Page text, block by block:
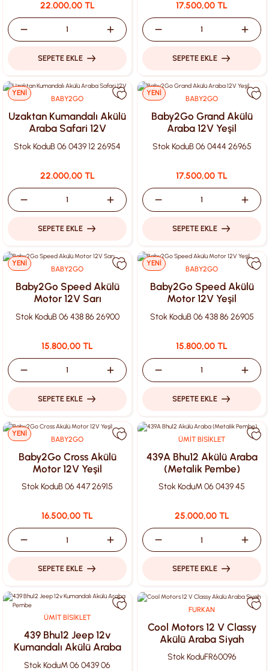
22.000,00 TL
SEPETE EKLE
17.500,00 TL
SEPETE EKLE
YENİ
BABY2GO
Uzaktan Kumandalı Akülü
Araba Safari 12V
Stok KoduB 06 0439 12 26954
22.000,00 TL
SEPETE EKLE
YENİ
BABY2GO
Baby2Go Grand Akülü
Araba 12V Yeşil
Stok KoduB 06 0444 26965
17.500,00 TL
SEPETE EKLE
YENİ
BABY2GO
Baby2Go Speed Akülü
Motor 12V Sarı
Stok KoduB 06 438 86 26900
15.800,00 TL
SEPETE EKLE
YENİ
BABY2GO
Baby2Go Speed Akülü
Motor 12V Yeşil
Stok KoduB 06 438 86 26905
15.800,00 TL
SEPETE EKLE
YENİ
BABY2GO
Baby2Go Cross Akülü
Motor 12V Yeşil
Stok KoduB 06 447 26915
16.500,00 TL
SEPETE EKLE
ÜMİT BİSİKLET
439A Bhu12 Akülü Araba
(Metalik Pembe)
Stok KoduM 06 0439 45
25.000,00 TL
SEPETE EKLE
ÜMİT BİSİKLET
439 Bhu12 Jeep 12v
Kumandalı Akülü Araba
Pembe
Stok KoduM 06 0439 06
FURKAN
Cool Motors 12 V Classy
Akülü Araba Siyah
Stok KoduFR60096